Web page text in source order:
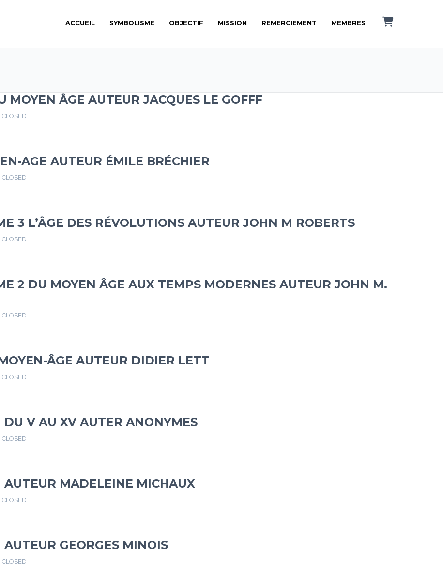
ACCUEIL SYMBOLISME OBJECTIF MISSION REMERCIEMENT MEMBRES
MOYEN ÂGE AUTEUR JACQUES LE GOFFF
CLOSED
AGE AUTEUR ÉMILE BRÉCHIER
CLOSED
3 L’ÂGE DES RÉVOLUTIONS AUTEUR JOHN M ROBERTS
CLOSED
2 DU MOYEN ÂGE AUX TEMPS MODERNES AUTEUR JOHN M.
CLOSED
ÂGE AUTEUR DIDIER LETT
CLOSED
V AU XV AUTER ANONYMES
CLOSED
AUTEUR MADELEINE MICHAUX
CLOSED
GEORGES MINOIS
CLOSED